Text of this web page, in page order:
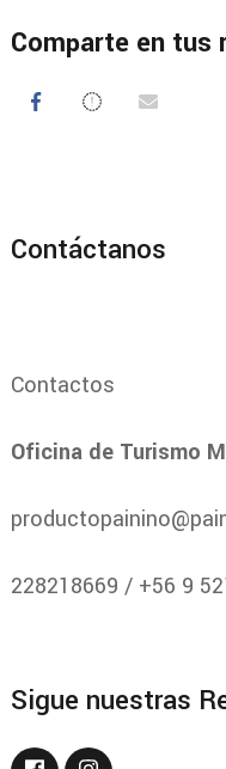
Comparte en tus
Contáctanos
Contactos
Oficina de Turismo
228218669 / +56 9
Sigue nuestras